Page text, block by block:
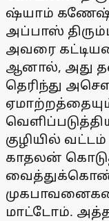
ஷ்யாம் கணேஷ்.
அப்பாஸ்
அவரை
ஆனால், அது
தெரிந்து
குழியில்
காதலன்
மாட்டோம்.